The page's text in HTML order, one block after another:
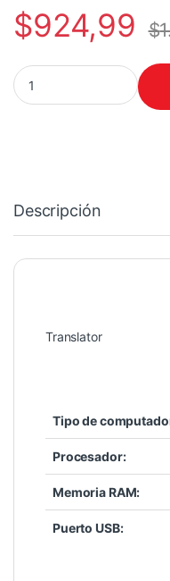
$924,99 $
COMPUTADOR HPINC
Descripción
Translator
Tipo de
Procesador:
Memoria RAM:
Puerto USB: